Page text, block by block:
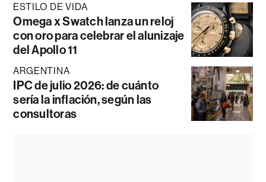
ESTILO DE VIDA
Omega x Swatch lanza un reloj
con oro para celebrar el alunizaje
del Apollo 11
ARGENTINA
IPC de julio 2026: de cuánto
sería la inflación, según las
consultoras